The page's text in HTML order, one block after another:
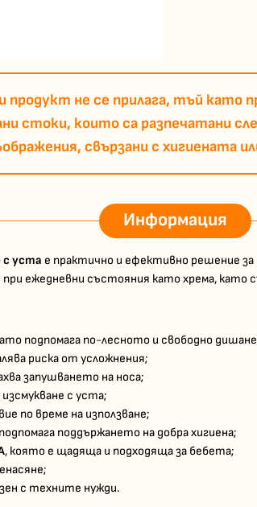
не се прилага, тъй като
стоки, които са разпечатани
свързани с хигиената
Информация
с уста е практично и ефективно решение
ежедневни състояния като хрема,
подпомага по-лесното и свободно
риска от усложнения;
запушването на носа;
с уста;
по време на използване;
поддържането на добра хигиена;
, която е щадяща и подходяща за бебета;
с техните нужди.